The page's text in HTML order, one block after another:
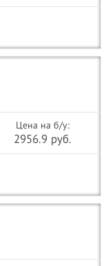
Цена на б/у:
2956.9 руб.